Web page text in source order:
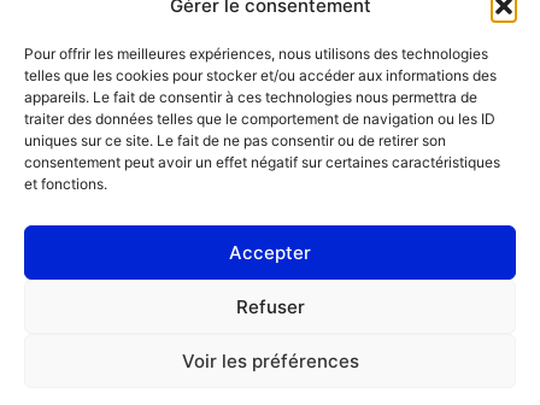
Gérer le consentement
Pour offrir les meilleures expériences, nous utilisons des technologies
telles que les cookies pour stocker et/ou accéder aux informations des
appareils. Le fait de consentir à ces technologies nous permettra de
traiter des données telles que le comportement de navigation ou les ID
uniques sur ce site. Le fait de ne pas consentir ou de retirer son
consentement peut avoir un effet négatif sur certaines caractéristiques
et fonctions.
Accepter
Refuser
Voir les préférences
sexta-feira, das 08:30 às